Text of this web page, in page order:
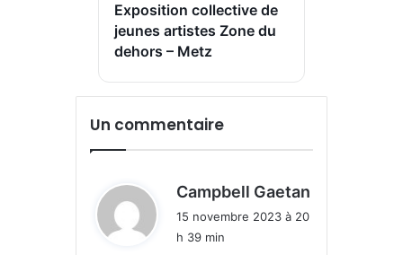
Exposition collective de
jeunes artistes Zone du
dehors – Metz
Un commentaire
Campbell Gaetan
15 novembre 2023 à 20
h 39 min